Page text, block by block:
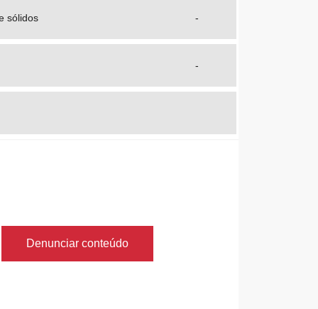
sólidos -
-
Denunciar conteúdo